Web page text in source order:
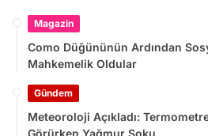
Magazin
Como Düğününün Ardından
Mahkemelik Oldular
Gündem
Meteoroloji Açıkladı:
Görürken Yağmur Şoku